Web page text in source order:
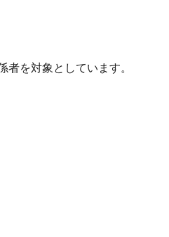
を対象としています。